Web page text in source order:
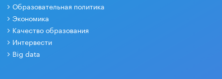
Образовательная политика
Экономика
Качество образования
Интервести
Big data